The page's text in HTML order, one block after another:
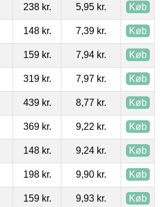
238 kr. 5,95 kr. Køb
148 kr. 7,39 kr. Køb
159 kr. 7,94 kr. Køb
319 kr. 7,97 kr. Køb
439 kr. 8,77 kr. Køb
369 kr. 9,22 kr. Køb
148 kr. 9,24 kr. Køb
198 kr. 9,90 kr. Køb
159 kr. 9,93 kr. Køb